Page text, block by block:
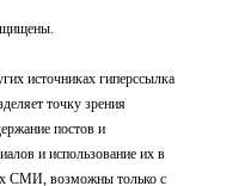
источниках гиперссылка
точку зрения
постов и
и использование их в
СМИ, возможны только с